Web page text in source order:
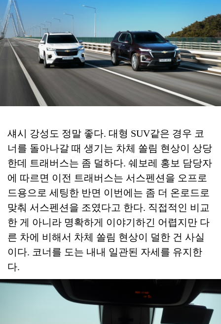
섀시 강성도 정말 좋다. 대형 SUV같은 경우 코
너를 돌아나갈 때 생기는 차체 쏠림 현상이 상당
한데 트래버스는 좀 덜하다. 쉐보레 홍보 담당자
에 따르면 이전 트래버스는 서스펜션을 오프로
드용으로 세팅한 반면 이번에는 좀 더 온로드로
맞춰 서스펜션을 조였다고 한다. 직접적인 비교
한 게 아니라 명확하게 이야기하긴 어렵지만 다
른 차에 비해서 차체 쏠림 현상이 덜한 건 사실
이다. 코너를 도는 내내 일관된 자세를 유지한
다.